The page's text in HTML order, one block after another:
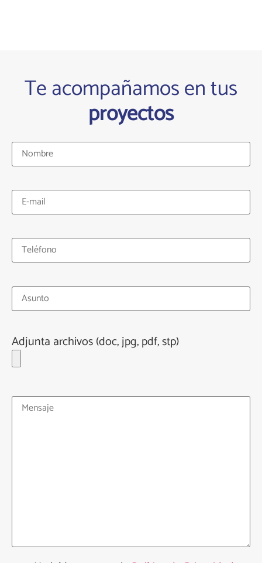
Te acompañamos en tus
proyectos
Adjunta archivos (doc, jpg, pdf, stp)